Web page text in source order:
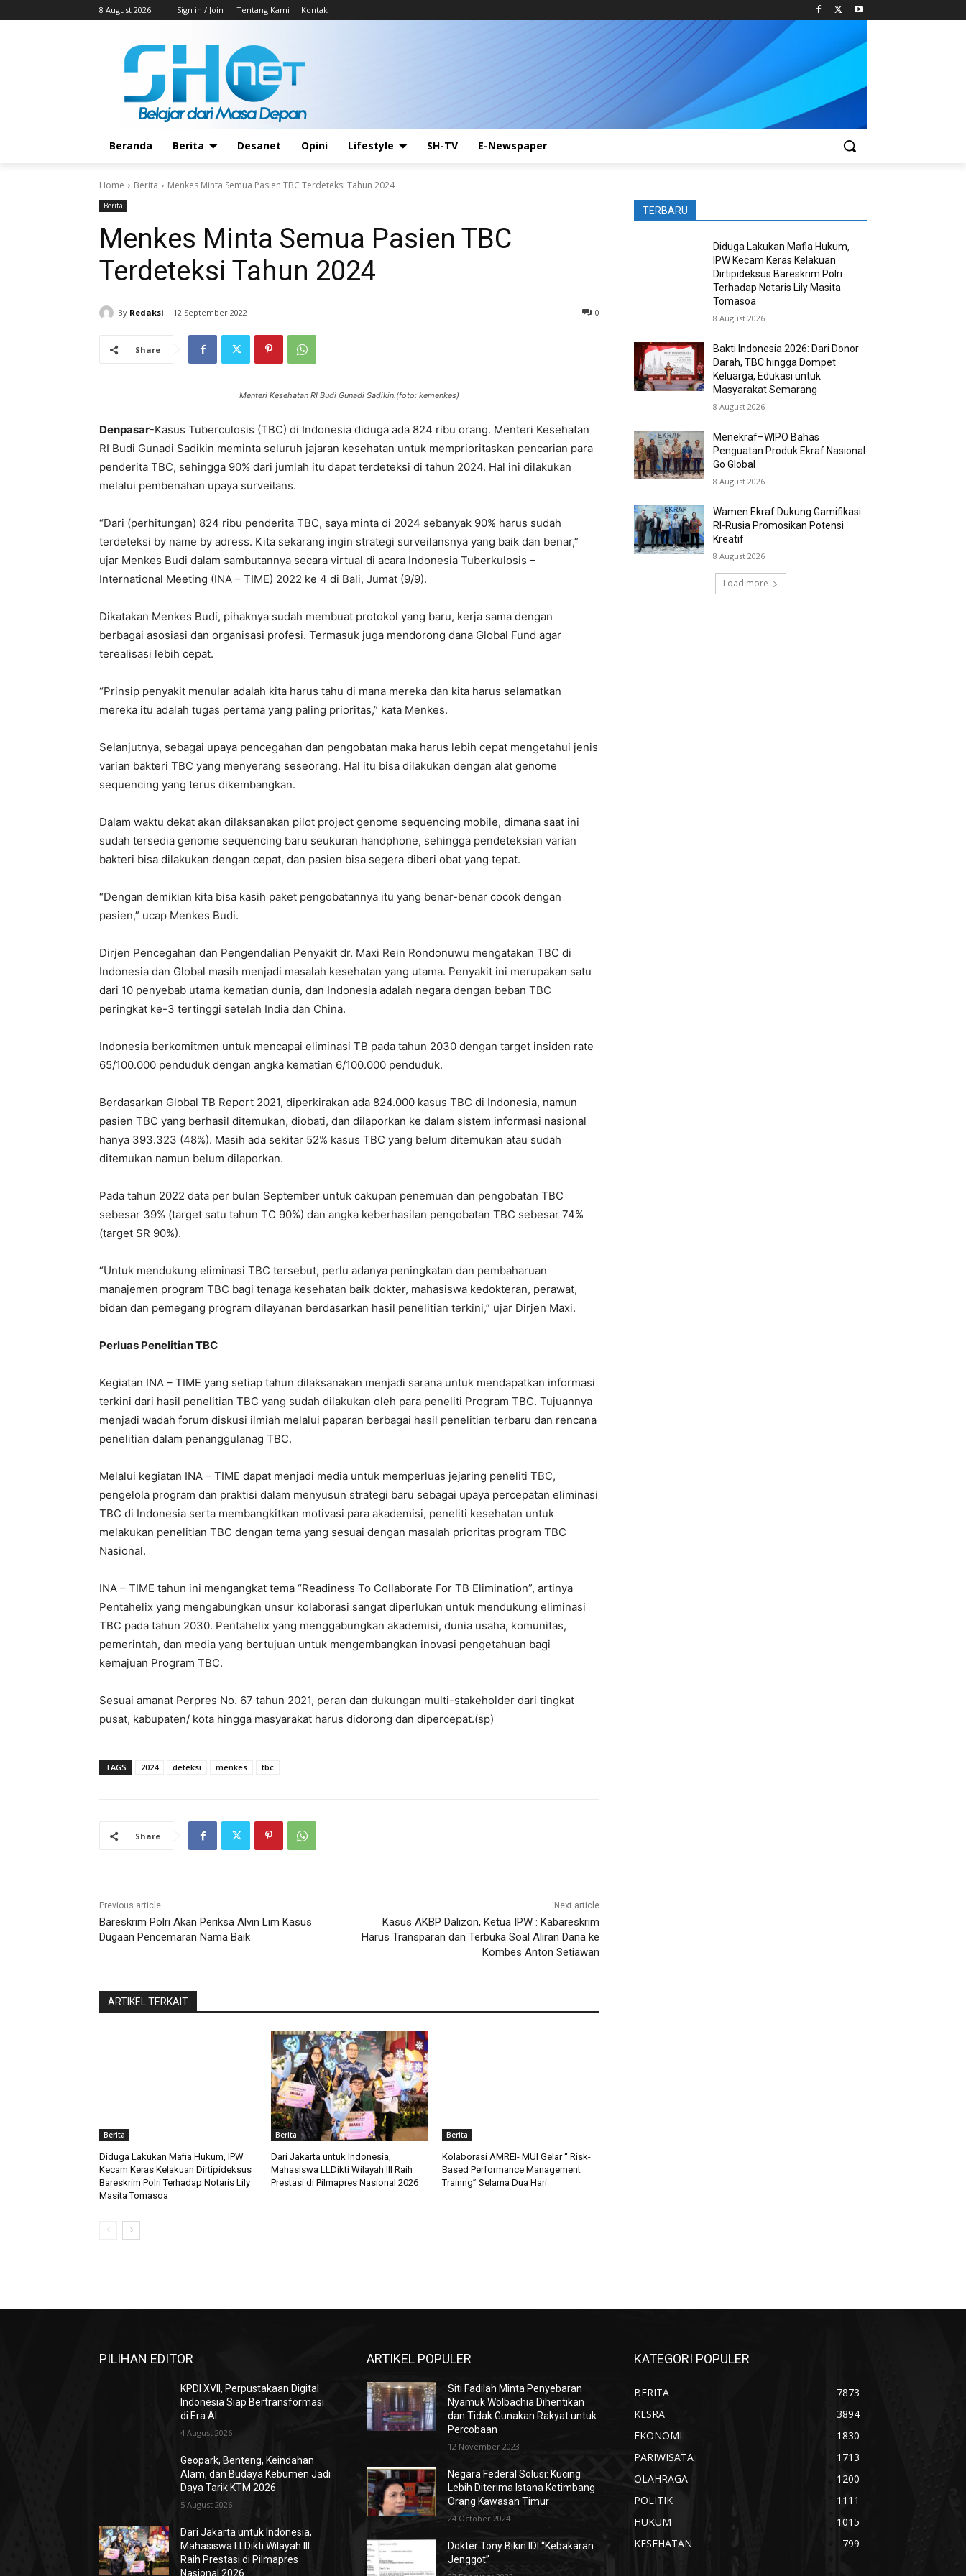
8 August 2026 Sign in / Join Tentang Kami Kontak
Beranda Berita Desanet Opini Lifestyle SH-TV E-Newspaper
Home Berita Menkes Minta Semua Pasien TBC Terdeteksi Tahun 2024
Berita
Menkes Minta Semua Pasien TBC
Terdeteksi Tahun 2024
By Redaksi 12 September 2022 0
Share
Menteri Kesehatan RI Budi Gunadi Sadikin.(foto: kemenkes)
Denpasar-Kasus Tuberculosis (TBC) di Indonesia diduga ada 824 ribu orang. Menteri Kesehatan
RI Budi Gunadi Sadikin meminta seluruh jajaran kesehatan untuk memprioritaskan pencarian para
penderita TBC, sehingga 90% dari jumlah itu dapat terdeteksi di tahun 2024. Hal ini dilakukan
melalui pembenahan upaya surveilans.
“Dari (perhitungan) 824 ribu penderita TBC, saya minta di 2024 sebanyak 90% harus sudah
terdeteksi by name by adress. Kita sekarang ingin strategi surveilansnya yang baik dan benar,”
ujar Menkes Budi dalam sambutannya secara virtual di acara Indonesia Tuberkulosis –
International Meeting (INA – TIME) 2022 ke 4 di Bali, Jumat (9/9).
Dikatakan Menkes Budi, pihaknya sudah membuat protokol yang baru, kerja sama dengan
berbagai asosiasi dan organisasi profesi. Termasuk juga mendorong dana Global Fund agar
terealisasi lebih cepat.
“Prinsip penyakit menular adalah kita harus tahu di mana mereka dan kita harus selamatkan
mereka itu adalah tugas pertama yang paling prioritas,” kata Menkes.
Selanjutnya, sebagai upaya pencegahan dan pengobatan maka harus lebih cepat mengetahui jenis
varian bakteri TBC yang menyerang seseorang. Hal itu bisa dilakukan dengan alat genome
sequencing yang terus dikembangkan.
Dalam waktu dekat akan dilaksanakan pilot project genome sequencing mobile, dimana saat ini
sudah tersedia genome sequencing baru seukuran handphone, sehingga pendeteksian varian
bakteri bisa dilakukan dengan cepat, dan pasien bisa segera diberi obat yang tepat.
“Dengan demikian kita bisa kasih paket pengobatannya itu yang benar-benar cocok dengan
pasien,” ucap Menkes Budi.
Dirjen Pencegahan dan Pengendalian Penyakit dr. Maxi Rein Rondonuwu mengatakan TBC di
Indonesia dan Global masih menjadi masalah kesehatan yang utama. Penyakit ini merupakan satu
dari 10 penyebab utama kematian dunia, dan Indonesia adalah negara dengan beban TBC
peringkat ke-3 tertinggi setelah India dan China.
Indonesia berkomitmen untuk mencapai eliminasi TB pada tahun 2030 dengan target insiden rate
65/100.000 penduduk dengan angka kematian 6/100.000 penduduk.
Berdasarkan Global TB Report 2021, diperkirakan ada 824.000 kasus TBC di Indonesia, namun
pasien TBC yang berhasil ditemukan, diobati, dan dilaporkan ke dalam sistem informasi nasional
hanya 393.323 (48%). Masih ada sekitar 52% kasus TBC yang belum ditemukan atau sudah
ditemukan namun belum dilaporkan.
Pada tahun 2022 data per bulan September untuk cakupan penemuan dan pengobatan TBC
sebesar 39% (target satu tahun TC 90%) dan angka keberhasilan pengobatan TBC sebesar 74%
(target SR 90%).
“Untuk mendukung eliminasi TBC tersebut, perlu adanya peningkatan dan pembaharuan
manajemen program TBC bagi tenaga kesehatan baik dokter, mahasiswa kedokteran, perawat,
bidan dan pemegang program dilayanan berdasarkan hasil penelitian terkini,” ujar Dirjen Maxi.
Perluas Penelitian TBC
Kegiatan INA – TIME yang setiap tahun dilaksanakan menjadi sarana untuk mendapatkan informasi
terkini dari hasil penelitian TBC yang sudah dilakukan oleh para peneliti Program TBC. Tujuannya
menjadi wadah forum diskusi ilmiah melalui paparan berbagai hasil penelitian terbaru dan rencana
penelitian dalam penanggulanag TBC.
Melalui kegiatan INA – TIME dapat menjadi media untuk memperluas jejaring peneliti TBC,
pengelola program dan praktisi dalam menyusun strategi baru sebagai upaya percepatan eliminasi
TBC di Indonesia serta membangkitkan motivasi para akademisi, peneliti kesehatan untuk
melakukan penelitian TBC dengan tema yang sesuai dengan masalah prioritas program TBC
Nasional.
INA – TIME tahun ini mengangkat tema “Readiness To Collaborate For TB Elimination”, artinya
Pentahelix yang mengabungkan unsur kolaborasi sangat diperlukan untuk mendukung eliminasi
TBC pada tahun 2030. Pentahelix yang menggabungkan akademisi, dunia usaha, komunitas,
pemerintah, dan media yang bertujuan untuk mengembangkan inovasi pengetahuan bagi
kemajuan Program TBC.
Sesuai amanat Perpres No. 67 tahun 2021, peran dan dukungan multi-stakeholder dari tingkat
pusat, kabupaten/ kota hingga masyarakat harus didorong dan dipercepat.(sp)
TAGS 2024 deteksi menkes tbc
Share
Previous article
Bareskrim Polri Akan Periksa Alvin Lim Kasus
Dugaan Pencemaran Nama Baik
Next article
Kasus AKBP Dalizon, Ketua IPW : Kabareskrim
Harus Transparan dan Terbuka Soal Aliran Dana ke
Kombes Anton Setiawan
ARTIKEL TERKAIT
Berita
Diduga Lakukan Mafia Hukum, IPW
Kecam Keras Kelakuan Dirtipideksus
Bareskrim Polri Terhadap Notaris Lily
Masita Tomasoa
Berita
Dari Jakarta untuk Indonesia,
Mahasiswa LLDikti Wilayah III Raih
Prestasi di Pilmapres Nasional 2026
Berita
Kolaborasi AMREI- MUI Gelar “ Risk-
Based Performance Management
Trainng” Selama Dua Hari
TERBARU
Diduga Lakukan Mafia Hukum,
IPW Kecam Keras Kelakuan
Dirtipideksus Bareskrim Polri
Terhadap Notaris Lily Masita
Tomasoa
8 August 2026
Bakti Indonesia 2026: Dari Donor
Darah, TBC hingga Dompet
Keluarga, Edukasi untuk
Masyarakat Semarang
8 August 2026
Menekraf–WIPO Bahas
Penguatan Produk Ekraf Nasional
Go Global
8 August 2026
Wamen Ekraf Dukung Gamifikasi
RI-Rusia Promosikan Potensi
Kreatif
8 August 2026
Load more
PILIHAN EDITOR
KPDI XVII, Perpustakaan Digital
Indonesia Siap Bertransformasi
di Era AI
4 August 2026
Geopark, Benteng, Keindahan
Alam, dan Budaya Kebumen Jadi
Daya Tarik KTM 2026
5 August 2026
Dari Jakarta untuk Indonesia,
Mahasiswa LLDikti Wilayah III
Raih Prestasi di Pilmapres
Nasional 2026
ARTIKEL POPULER
Siti Fadilah Minta Penyebaran
Nyamuk Wolbachia Dihentikan
dan Tidak Gunakan Rakyat untuk
Percobaan
12 November 2023
Negara Federal Solusi: Kucing
Lebih Diterima Istana Ketimbang
Orang Kawasan Timur
24 October 2024
Dokter Tony Bikin IDI “Kebakaran
Jenggot”
KATEGORI POPULER
BERITA
7873
KESRA
3894
EKONOMI
1830
PARIWISATA
1713
OLAHRAGA
1200
POLITIK
1111
HUKUM
1015
KESEHATAN
799